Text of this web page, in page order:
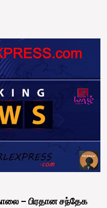
– பிரதான சந்தேக